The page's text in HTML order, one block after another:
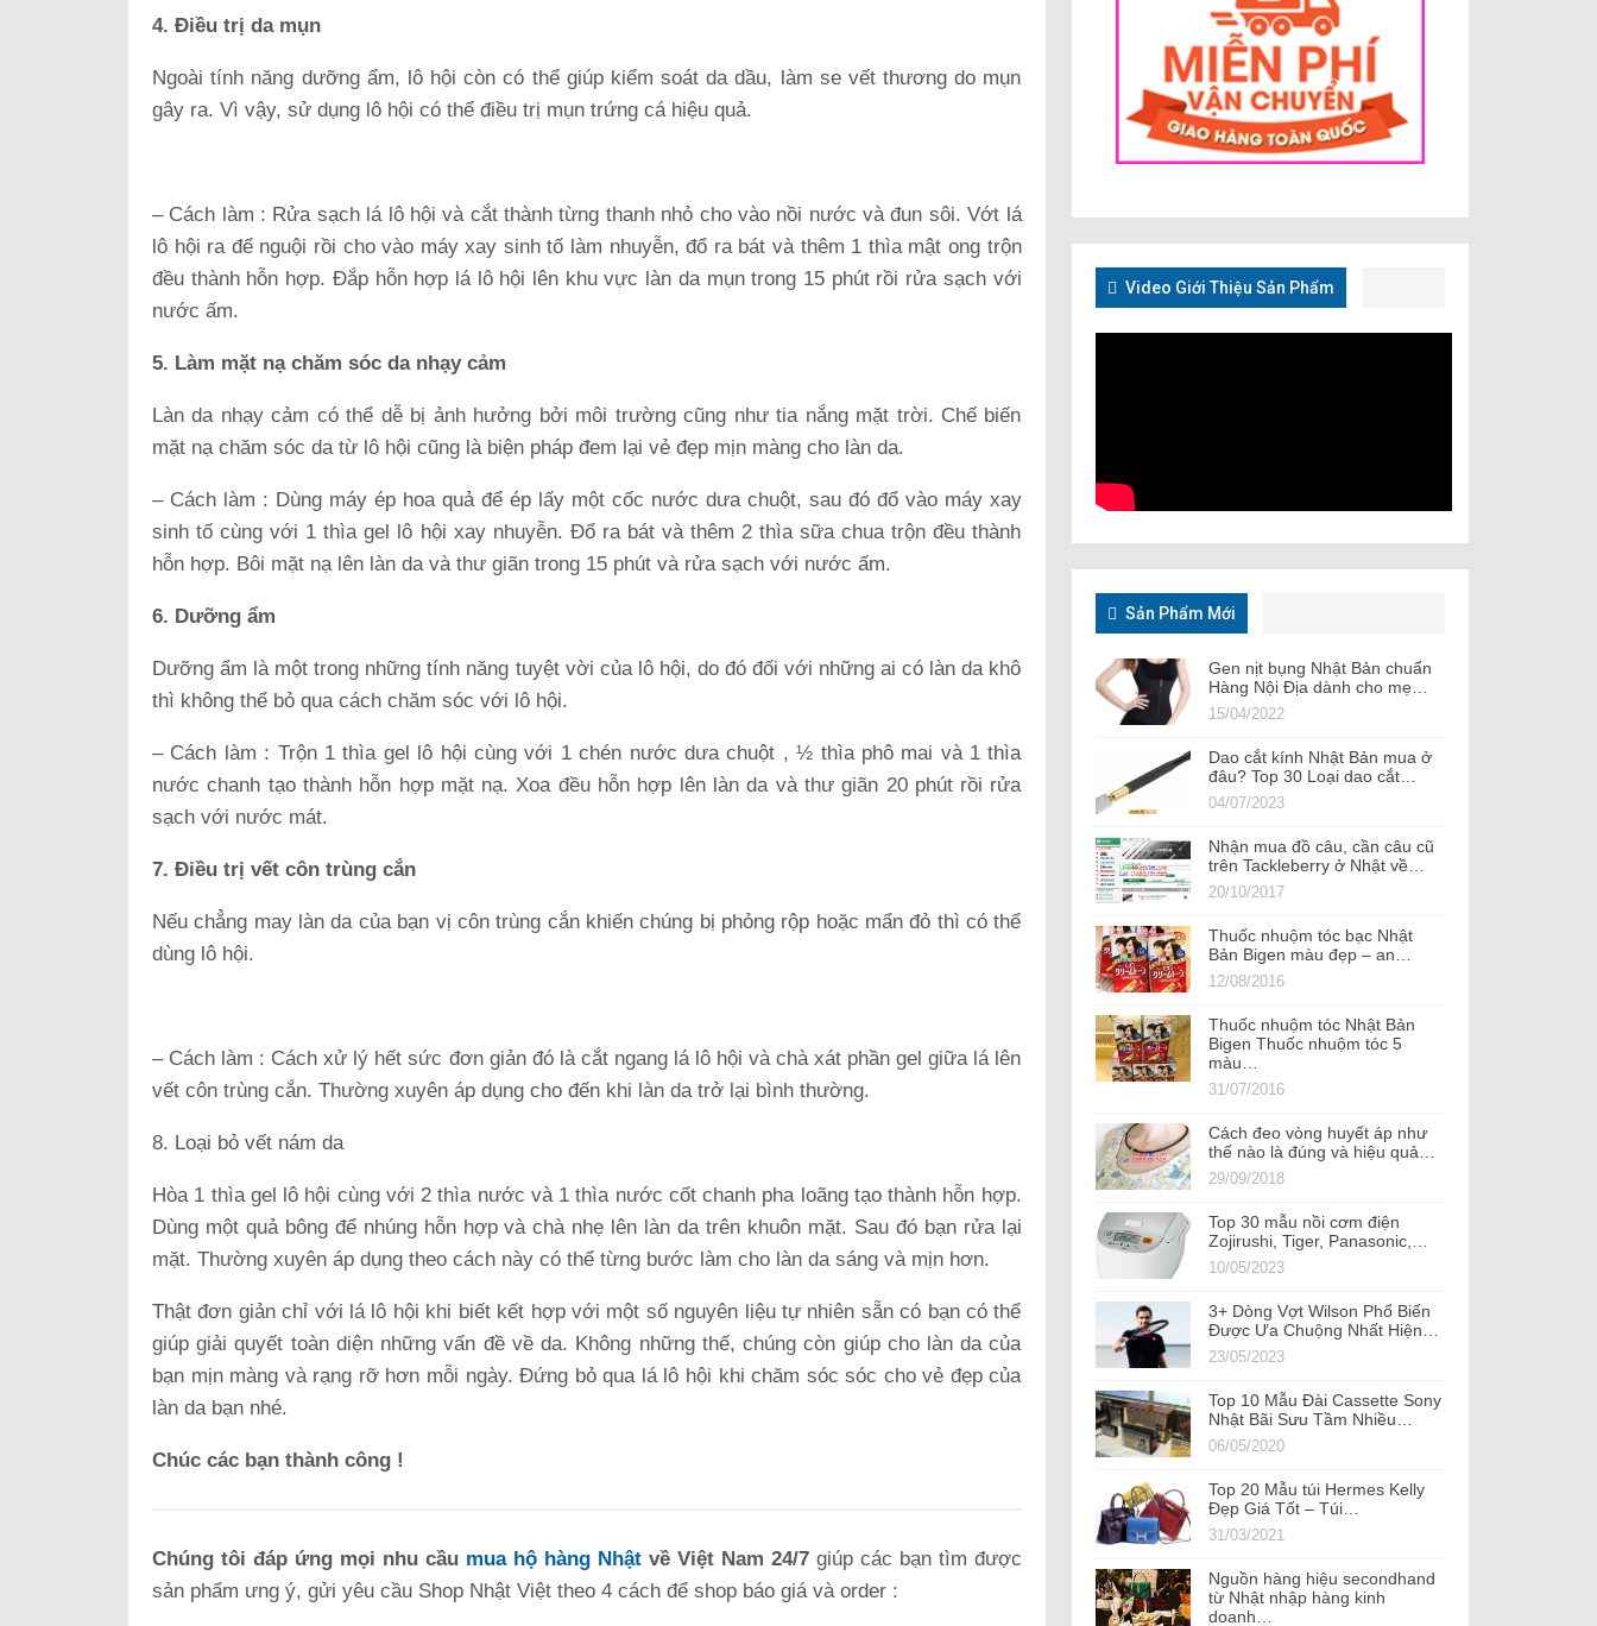
4. Điều trị da mụn
Ngoài tính năng dưỡng ẩm, lô hội còn có thể giúp kiểm soát da dầu, làm se vết thương do mụn
gây ra. Vì vậy, sử dụng lô hội có thể điều trị mụn trứng cá hiệu quả.
– Cách làm : Rửa sạch lá lô hội và cắt thành từng thanh nhỏ cho vào nồi nước và đun sôi. Vớt lá
lô hội ra để nguội rồi cho vào máy xay sinh tố làm nhuyễn, đổ ra bát và thêm 1 thìa mật ong trộn
đều thành hỗn hợp. Đắp hỗn hợp lá lô hội lên khu vực làn da mụn trong 15 phút rồi rửa sạch với
nước ấm.
5. Làm mặt nạ chăm sóc da nhạy cảm
Làn da nhạy cảm có thể dễ bị ảnh hưởng bởi môi trường cũng như tia nắng mặt trời. Chế biến
mặt nạ chăm sóc da từ lô hội cũng là biện pháp đem lại vẻ đẹp mịn màng cho làn da.
– Cách làm : Dùng máy ép hoa quả để ép lấy một cốc nước dưa chuột, sau đó đổ vào máy xay
sinh tố cùng với 1 thìa gel lô hội xay nhuyễn. Đổ ra bát và thêm 2 thìa sữa chua trộn đều thành
hỗn hợp. Bôi mặt nạ lên làn da và thư giãn trong 15 phút và rửa sạch với nước ấm.
6. Dưỡng ẩm
Dưỡng ẩm là một trong những tính năng tuyệt vời của lô hội, do đó đối với những ai có làn da khô
thì không thể bỏ qua cách chăm sóc với lô hội.
– Cách làm : Trộn 1 thìa gel lô hội cùng với 1 chén nước dưa chuột , ½ thìa phô mai và 1 thìa
nước chanh tạo thành hỗn hợp mặt nạ. Xoa đều hỗn hợp lên làn da và thư giãn 20 phút rồi rửa
sạch với nước mát.
7. Điều trị vết côn trùng cắn
Nếu chẳng may làn da của bạn vị côn trùng cắn khiến chúng bị phỏng rộp hoặc mẩn đỏ thì có thể
dùng lô hội.
– Cách làm : Cách xử lý hết sức đơn giản đó là cắt ngang lá lô hội và chà xát phần gel giữa lá lên
vết côn trùng cắn. Thường xuyên áp dụng cho đến khi làn da trở lại bình thường.
8. Loại bỏ vết nám da
Hòa 1 thìa gel lô hội cùng với 2 thìa nước và 1 thìa nước cốt chanh pha loãng tạo thành hỗn hợp.
Dùng một quả bông để nhúng hỗn hợp và chà nhẹ lên làn da trên khuôn mặt. Sau đó bạn rửa lại
mặt. Thường xuyên áp dụng theo cách này có thể từng bước làm cho làn da sáng và mịn hơn.
Thật đơn giản chỉ với lá lô hội khi biết kết hợp với một số nguyên liệu tự nhiên sẵn có bạn có thể
giúp giải quyết toàn diện những vấn đề về da. Không những thế, chúng còn giúp cho làn da của
bạn mịn màng và rạng rỡ hơn mỗi ngày. Đứng bỏ qua lá lô hội khi chăm sóc sóc cho vẻ đẹp của
làn da bạn nhé.
Chúc các bạn thành công !
Chúng tôi đáp ứng mọi nhu cầu mua hộ hàng Nhậtvề Việt Nam 24/7giúp các bạn tìm được
sản phẩm ưng ý, gửi yêu cầu Shop Nhật Việt theo 4 cách để shop báo giá và order :
Video Giới Thiệu Sản Phẩm
Sản Phẩm Mới
Gen nịt bụng Nhật Bản chuẩn
Hàng Nội Địa dành cho mẹ…
15/04/2022
Dao cắt kính Nhật Bản mua ở
đâu? Top 30 Loại dao cắt…
04/07/2023
Nhận mua đồ câu, cần câu cũ
trên Tackleberry ở Nhật về…
20/10/2017
Thuốc nhuộm tóc bạc Nhật
Bản Bigen màu đẹp – an…
12/08/2016
Thuốc nhuộm tóc Nhật Bản
Bigen Thuốc nhuộm tóc 5
màu…
31/07/2016
Cách đeo vòng huyết áp như
thế nào là đúng và hiệu quả…
29/09/2018
Top 30 mẫu nồi cơm điện
Zojirushi, Tiger, Panasonic,…
10/05/2023
3+ Dòng Vợt Wilson Phổ Biến
Được Ưa Chuộng Nhất Hiện…
23/05/2023
Top 10 Mẫu Đài Cassette Sony
Nhật Bãi Sưu Tầm Nhiều…
06/05/2020
Top 20 Mẫu túi Hermes Kelly
Đẹp Giá Tốt – Túi…
31/03/2021
Nguồn hàng hiệu secondhand
từ Nhật nhập hàng kinh
doanh…